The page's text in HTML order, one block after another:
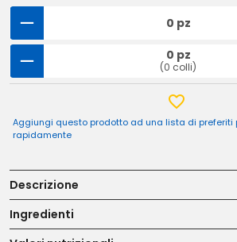
0 pz
0 pz
(0 colli)
Aggiungi questo prodotto ad una lista di preferiti
rapidamente
Descrizione
Ingredienti